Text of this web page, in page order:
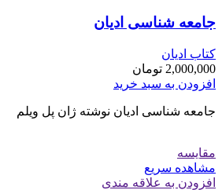
جامعه شناسی ادیان
کتاب ادیان
2,000,000 تومان
افزودن به سبد خرید
جامعه شناسی ادیان نوشته ژان پل ویلم
مقایسه
مشاهده سریع
افزودن به علاقه مندی